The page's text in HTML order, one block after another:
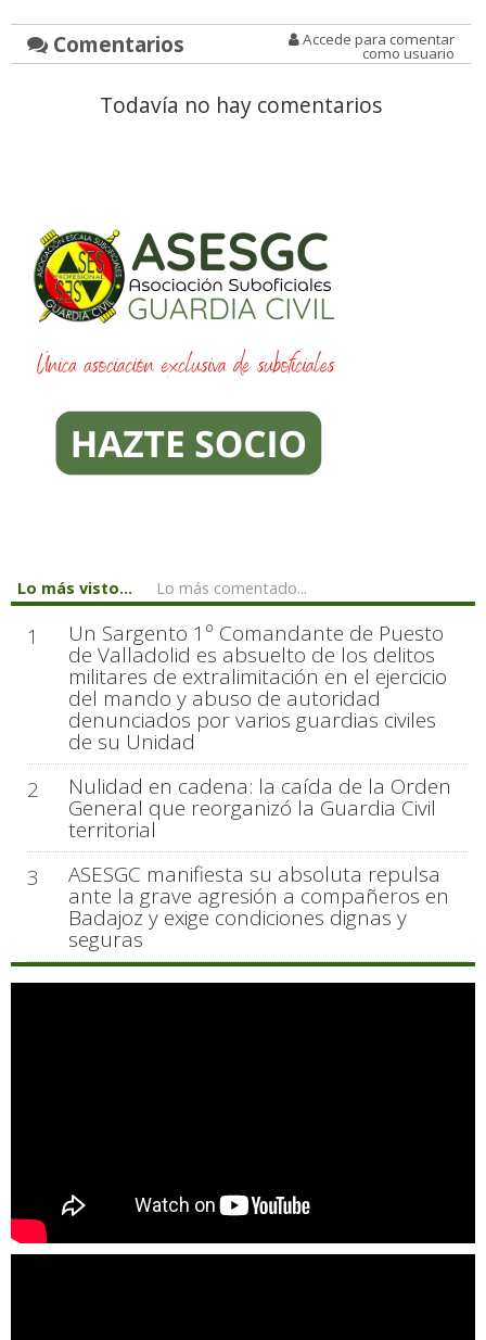
Comentarios Accede para comentar
como usuario
Todavía no hay comentarios
Lo más visto... Lo más comentado...
1 Un Sargento 1º Comandante de Puesto
de Valladolid es absuelto de los delitos
militares de extralimitación en el ejercicio
del mando y abuso de autoridad
denunciados por varios guardias civiles
de su Unidad
2
Nulidad en cadena: la caída de la Orden
General que reorganizó la Guardia Civil
territorial
3
ASESGC manifiesta su absoluta repulsa
ante la grave agresión a compañeros en
Badajoz y exige condiciones dignas y
seguras